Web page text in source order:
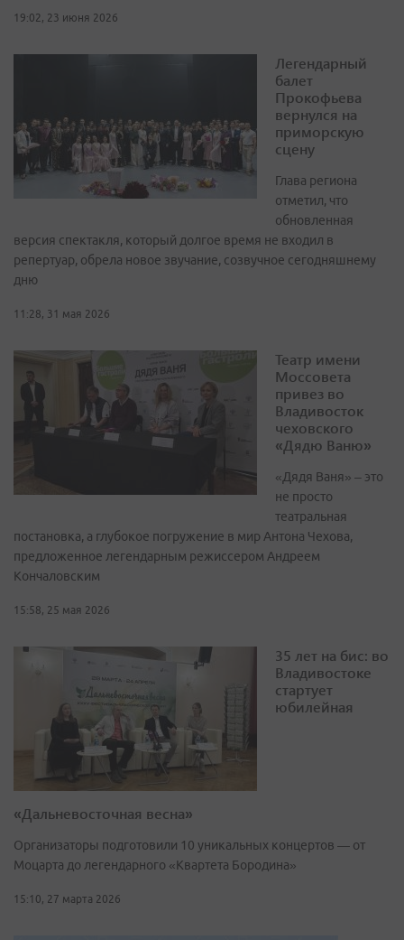
19:02, 23 июня 2026
Легендарный
балет
Прокофьева
вернулся на
приморскую
сцену
Глава региона
отметил, что
обновленная
версия спектакля, который долгое время не входил в
репертуар, обрела новое звучание, созвучное сегодняшнему
дню
11:28, 31 мая 2026
Театр имени
Моссовета
привез во
Владивосток
чеховского
«Дядю Ваню»
«Дядя Ваня» – это
не просто
театральная
постановка, а глубокое погружение в мир Антона Чехова,
предложенное легендарным режиссером Андреем
Кончаловским
15:58, 25 мая 2026
35 лет на бис: во
Владивостоке
стартует
юбилейная
«Дальневосточная весна»
Организаторы подготовили 10 уникальных концертов — от
Моцарта до легендарного «Квартета Бородина»
15:10, 27 марта 2026